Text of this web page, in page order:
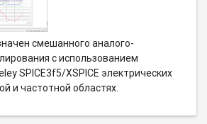
смешанного аналого-
с использованием
SPICE3f5/XSPICE электрических
и частотной областях.